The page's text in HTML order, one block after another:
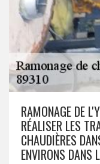
RAMONAGE DE
RÉALISER LES
CHAUDIÈRES
ENVIRONS DANS